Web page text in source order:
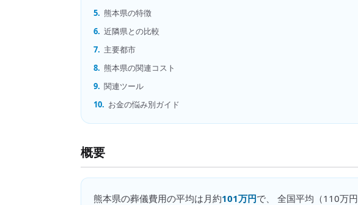
5. 熊本県の特徴
6. 近隣県との比較
7. 主要都市
8. 熊本県の関連コスト
9. 関連ツール
10. お金の悩み別ガイド
概要
熊本県の葬儀費用の平均は月約101万円で、 全国平均（110万円